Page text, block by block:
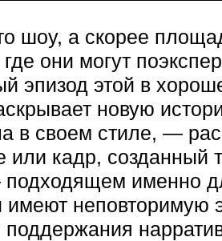
шоу, а скорее
они могут
эпизод этой в
новую
в своем стиле, —
или кадр, созданный
именно
имеют неповторимую